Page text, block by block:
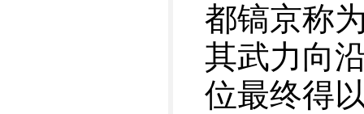
都镐京称
其武力向
位最终得